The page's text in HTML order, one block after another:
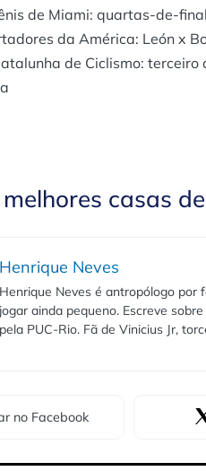
de Miami: quartas-de-
da América: León x
de Ciclismo: terceiro
casas
Henrique Neves
Henrique Neves é antropólogo por
jogar ainda pequeno. Escreve
pela PUC-Rio. Fã de Vinicius Jr,
no Facebook